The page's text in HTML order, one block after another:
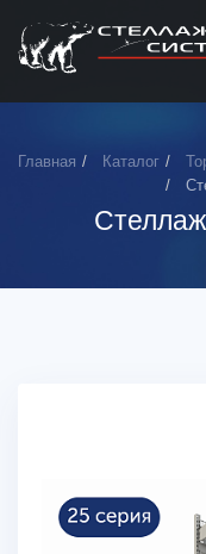
Главная Каталог